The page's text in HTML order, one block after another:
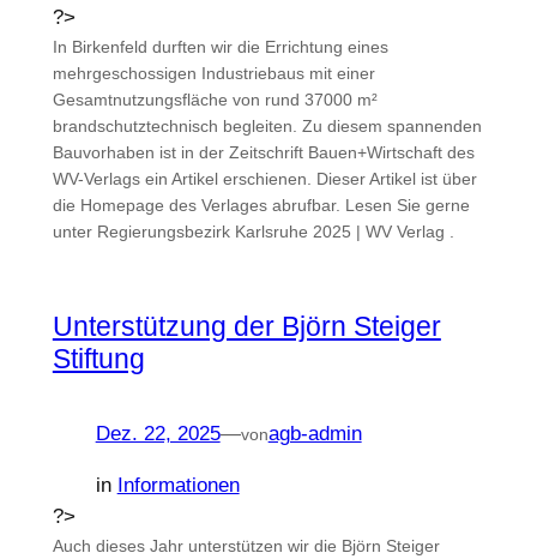
?>
In Birkenfeld durften wir die Errichtung eines
mehrgeschossigen Industriebaus mit einer
Gesamtnutzungsfläche von rund 37000 m²
brandschutztechnisch begleiten. Zu diesem spannenden
Bauvorhaben ist in der Zeitschrift Bauen+Wirtschaft des
WV-Verlags ein Artikel erschienen. Dieser Artikel ist über
die Homepage des Verlages abrufbar. Lesen Sie gerne
unter Regierungsbezirk Karlsruhe 2025 | WV Verlag .
Unterstützung der Björn Steiger
Stiftung
Dez. 22, 2025—vonagb-admin
in Informationen
?>
Auch dieses Jahr unterstützen wir die Björn Steiger